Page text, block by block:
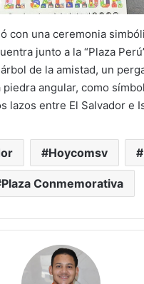
con una ceremonia
junto a la “Plaza
de la amistad, un
angular, como
lazos entre El Salvador e
Hoycomsv
Plaza Conmemorativa